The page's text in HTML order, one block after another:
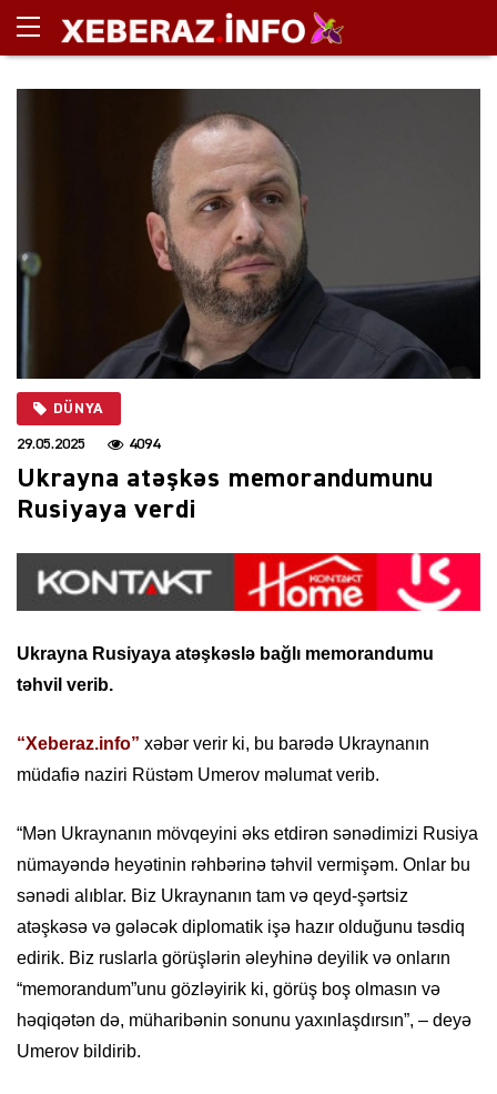
DÜNYA
29.05.2025 4094
Ukrayna atəşkəs memorandumunu
Rusiyaya verdi
Ukrayna Rusiyaya atəşkəslə bağlı memorandumu
təhvil verib.
“Xeberaz.info” xəbər verir ki, bu barədə Ukraynanın
müdafiə naziri Rüstəm Umerov məlumat verib.
“Mən Ukraynanın mövqeyini əks etdirən sənədimizi Rusiya
nümayəndə heyətinin rəhbərinə təhvil vermişəm. Onlar bu
sənədi alıblar. Biz Ukraynanın tam və qeyd-şərtsiz
atəşkəsə və gələcək diplomatik işə hazır olduğunu təsdiq
edirik. Biz ruslarla görüşlərin əleyhinə deyilik və onların
“memorandum”unu gözləyirik ki, görüş boş olmasın və
həqiqətən də, müharibənin sonunu yaxınlaşdırsın”, – deyə
Umerov bildirib.